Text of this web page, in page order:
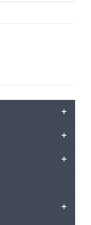
+
+
+
+